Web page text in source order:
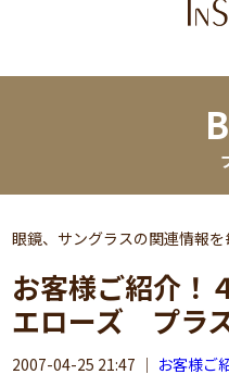
眼鏡、サングラスの関連情報を
お客様ご紹介！
エローズ プラス
2007-04-25 21:47 ｜ お客様